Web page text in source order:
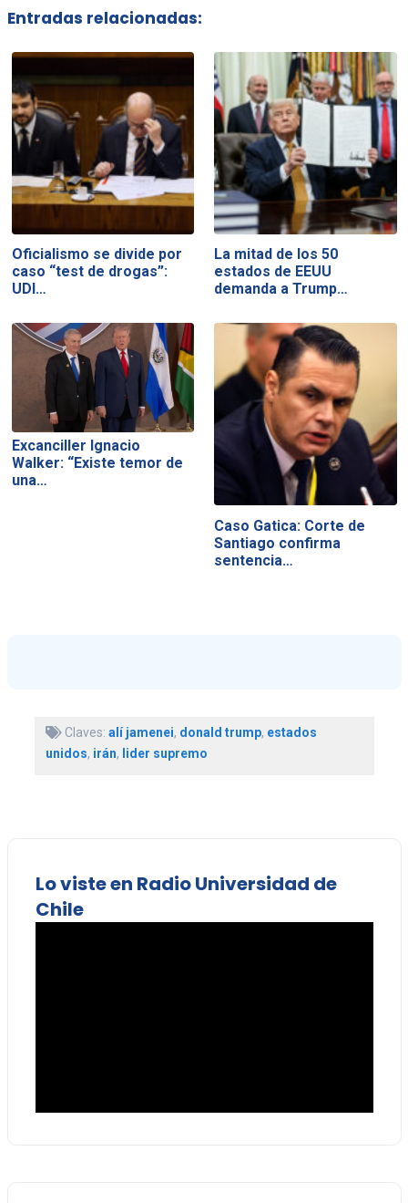
Entradas relacionadas:
Oficialismo se divide por
caso “test de drogas”:
UDI…
La mitad de los 50
estados de EEUU
demanda a Trump…
Excanciller Ignacio
Walker: “Existe temor de
una…
Caso Gatica: Corte de
Santiago confirma
sentencia…
Claves: alí jamenei, donald trump, estados
unidos, irán, lider supremo
Lo viste en Radio Universidad de
Chile